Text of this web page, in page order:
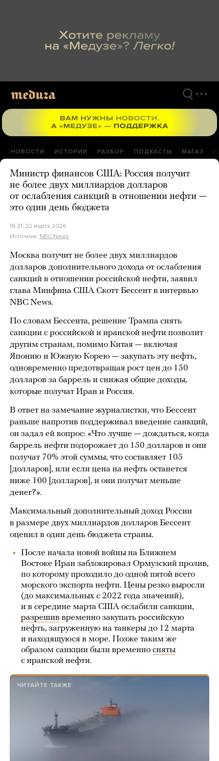
НОВОСТИ ИСТОРИИ РАЗБОР ПОДКАСТЫ МАГАЗ
Министр финансов США: Россия получит
не более двух миллиардов долларов
от ослабления санкций в отношении нефти —
это один день бюджета
18:21, 22 марта 2026
Источник: NBC News
Москва получит не более двух миллиардов
долларов дополнительного дохода от ослабления
санкций в отношении российской нефти, заявил
глава Минфина США Скотт Бессент в интервью
NBC News.
По словам Бессента, решение Трампа снять
санкции с российской и иранской нефти позволит
другим странам, помимо Китая — включая
Японию и Южную Корею — закупать эту нефть,
одновременно предотвращая рост цен до 150
долларов за баррель и снижая общие доходы,
которые получат Иран и Россия.
В ответ на замечание журналистки, что Бессент
раньше напротив поддерживал введение санкций,
он задал ей вопрос: «Что лучше — дождаться, когда
баррель нефти подорожает до 150 долларов и они
получат 70% этой суммы, что составляет 105
[долларов], или если цена на нефть останется
ниже 100 [долларов], и они получат меньше
денег?».
Максимальный дополнительный доход России
в размере двух миллиардов долларов Бессент
оценил в один день бюджета страны.
После начала новой войны на Ближнем
Востоке Иран заблокировал Ормузский пролив,
по которому проходило до одной пятой всего
морского экспорта нефти. Цены резко выросли
(до максимальных с 2022 года значений),
и в середине марта США ослабили санкции,
разрешив временно закупать российскую
нефть, загруженную на танкеры до 12 марта
и находящуюся в море. Позже таким же
образом санкции были временно сняты
с иранской нефти.
ЧИТАЙТЕ ТАКЖЕ